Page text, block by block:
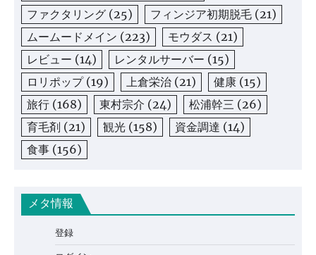
ファクタリング (25) フィンジア初期脱毛 (21)
ムームードメイン (223) モウダス (21)
レビュー (14) レンタルサーバー (15)
ロリポップ(19) 上倉栄治 (21) 健康 (15)
旅行 (168) 東村宗介 (24) 松浦幹三 (26)
育毛剤 (21) 観光 (158) 資金調達 (14)
食事 (156)
メタ情報
登録